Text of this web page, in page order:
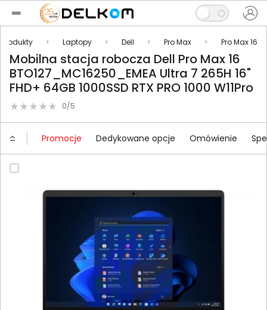
Produkty Laptopy Dell Pro Max Pro Max 16
Mobilna stacja robocza Dell Pro Max 16
BTO127_MC16250_EMEA Ultra 7 265H 16"
FHD+ 64GB 1000SSD RTX PRO 1000 W11Pro
0/5
Promocje Dedykowane opcje Omówienie